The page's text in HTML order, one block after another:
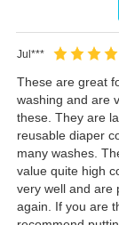
Jul***
These are great
washing and are
these. They are
reusable diaper
many washes.
value quite high
very well and are
again. If you are